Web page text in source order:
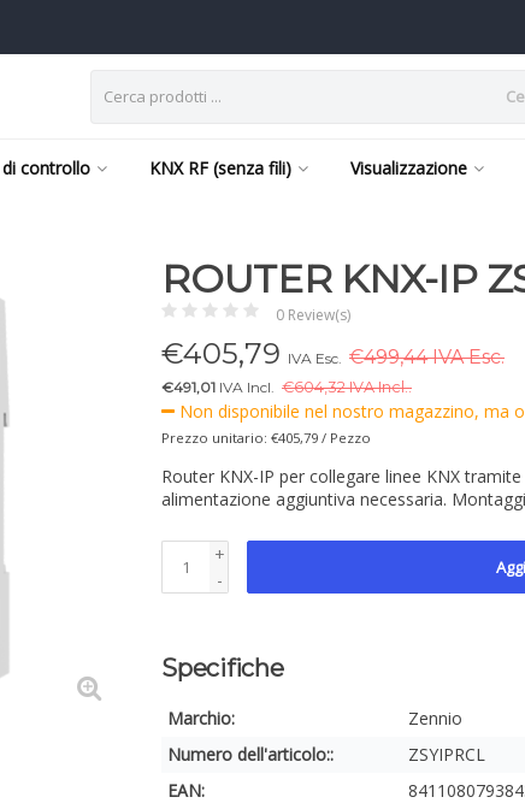
controllo KNX RF (senza fili) Visualizzazione
ROUTER KNX-IP
0 Review(s)
€405,79 IVA Esc. €499,44 IVA Esc.
€491,01 IVA Incl. €604,32 IVA Incl..
Non disponibile nel nostro magazzino, ma
Prezzo unitario: €405,79 / Pezzo
Router KNX-IP per collegare linee KNX
alimentazione aggiuntiva necessaria.
+
-
Specifiche
Marchio:
Zennio
Numero dell'articolo::
ZSYIPRCL
EAN: